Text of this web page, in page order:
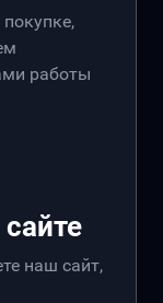
работы
наш сайт,